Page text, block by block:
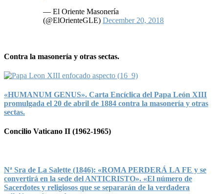
— El Oriente Masonería
(@ElOrienteGLE) December 20, 2018
Contra la masonería y otras sectas.
«HUMANUM GENUS». Carta Encíclica del Papa León XIII
promulgada el 20 de abril de 1884 contra la masonería y otras
sectas.
Concilio Vaticano II (1962-1965)
Nª Sra de La Salette (1846): «ROMA PERDERÁ LA FE y se
convertirá en la sede del ANTICRISTO». «El número de
Sacerdotes y religiosos que se separarán de la verdadera